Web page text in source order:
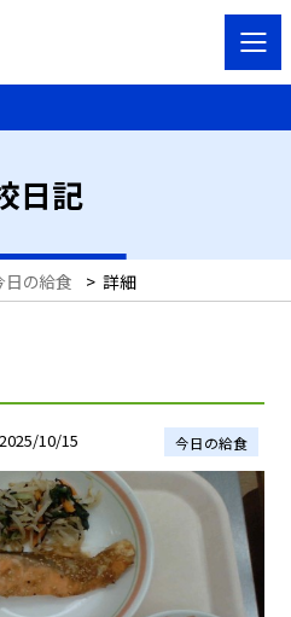
日記
日の給食 > 詳細
2025/10/15 今日の給食